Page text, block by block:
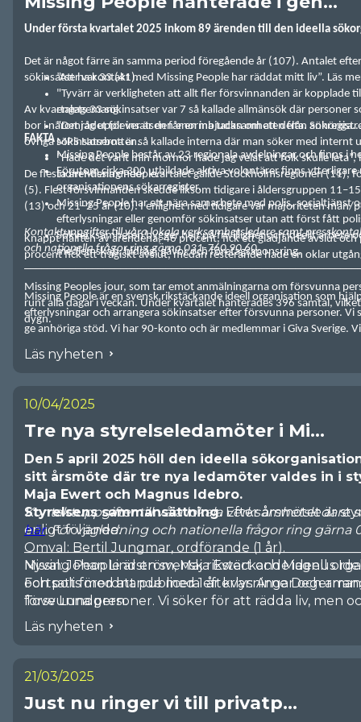
Under första kvartalet 2025 inkom 89 ärenden till den ideella
Det är något färre än samma period föregående år (107). Antalet
sökinsatser var 33 (41).
Av kvartalets 33 sökinsatser var 7 så kallade allmänsök där personer
bor i närområdet för insatsen får en inbjudan om att delta.
övriga sökinsatserna är så kallade interna där man söker med internt
De flesta ärendena under kvartalet gällde Stockholmsregionen (11),
(5). Flest försvinnanden skedde liksom tidigare i åldersgruppen
(13) och 21–25 år (10). I enlighet med tidigare var majoriteten män/
Knappt hälften av ärendena, 46 procent, fick ett glädjande avslut och
procent fick ett tragiskt avslut, medan resterande hade en oklar
Missing Peoples jour, som tar emot anmälningarna om försvunna
runt alla dagar i veckan. Under kvartalet hanterades 396 samtal,
dygn.
”Att ha kontakt med Missing People har räddat mitt liv”. Läs
"Tyvärr är verkligheten att allt fler försvinnanden är kopplade
engagemang.
"Det jag upplever är den enorma tacksamheten från
MPS Norrbotten.
”Hade det varit min mormor hade jag velat att folk skulle leta”,
inom Missing People.
FAKTA
Missing People består av 23 regionala avdelningar och finns i
Förutom cirka 300 utbildade aktiva volontärer finns ytterligare
organisationens sökarregister.
Missing People har ett nära samarbete med polis, socialtjänst
efterlysningar eller genomför sökinsatser utan att först fått
Sökverksamheten bygger helt på frivillighet och ideellt arbete
medlemskap, bidrag, gåvor och företagssponsring.
Kontaktuppgifter till våra lokala verksamhetsledare samt
och nationella frågor ring gärna 031-760 90 60.
Missing People är en svensk rikstäckande ideell organisation som
efterlysningar och arrangera sökinsatser efter försvunna personer.
ge anhöriga stöd. Vi har 90-konto och är medlemmar i Giva Sverige.
bidragsgivare eller anmäla dig till vårt sökarregister gå in på vår
Läs nyheten
10/04/2025
Tre nya styrelseledamöter i Mi...
Den 5 april 2025 höll den ideella
sitt årsmöte där tre nya ledamöter valdes in i
Maja Ewert och Magnus Idebro.
Styrelsens sammansättning.Efter årsmötet är
enligt följande:
Omval: Bertil Jungmar, ordförande (1 år).
Nyval: Johan Lindström, Maja Ewert och Magnus
Fortsatt förordnande med 1 år kvar: Arne Degerman
Tove Lundgren.
Till revisorer valdes auktoriserad revisor Kerstin
Revisionsbyrå (omval) och lekmannarevisor
2024 i korthet
runt om i Sverige, jämfört med 568 föregående år.
Kontaktuppgifter till våra lokala verksamhetsledare
här. För vägledning och nationella frågor ring gärna
Missing People är en svensk rikstäckande ideell
och polis med att publicera efterlysningar och
försvunna personer. Vi söker för att rädda liv, men
Vi har 90-konto och är medlemmar i Giva Sverige.
verksamhet, bli bidragsgivare eller anmäla dig till
Läs nyheten
21/03/2025
Just nu ringer vi till privatp...